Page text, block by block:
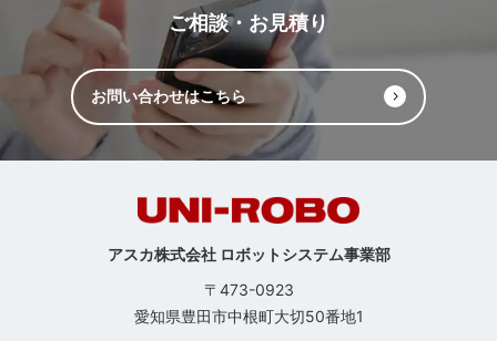
ご相談・お見積り
お問い合わせはこちら
アスカ株式会社 ロボットシステム事業部
〒473-0923
愛知県豊田市中根町大切50番地1